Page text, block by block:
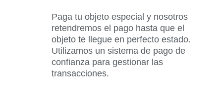
Paga tu objeto especial y nosotros
retendremos el pago hasta que el
objeto te llegue en perfecto estado.
Utilizamos un sistema de pago de
confianza para gestionar las
transacciones.